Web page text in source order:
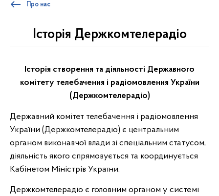
Про нас
Історія Держкомтелерадіо
Історія створення та діяльності Державного
комітету телебачення і радіомовлення України
(Держкомтелерадіо)
Державний комітет телебачення і радіомовлення
України (Держкомтелерадіо) є центральним
органом виконавчої влади зі спеціальним статусом,
діяльність якого спрямовується та координується
Кабінетом Міністрів України.
Держкомтелерадіо є головним органом у системі